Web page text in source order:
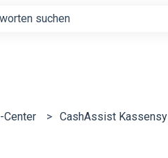
Center CashAssist